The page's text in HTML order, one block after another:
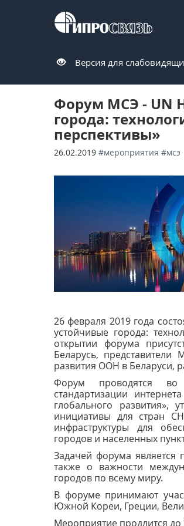
Версия для
Форум МСЭ - UN
города:
перспективы»
26.02.2019 #мероприятия #мсэ
26 февраля 2019 года
устойчивые города:
открытии форума
Беларусь,
развития ООН в Беларуси,
Форум проводятся во
стандартизации
глобального развития»,
инициативы для стран
инфраструктуры для
городов и населенных
Задачей форума является
также о важности
городов по всему миру.
В форуме принимают
Южной Кореи, Греции,
Мероприятие продлится